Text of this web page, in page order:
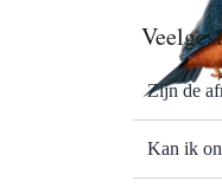
Zijn de
Kan ik